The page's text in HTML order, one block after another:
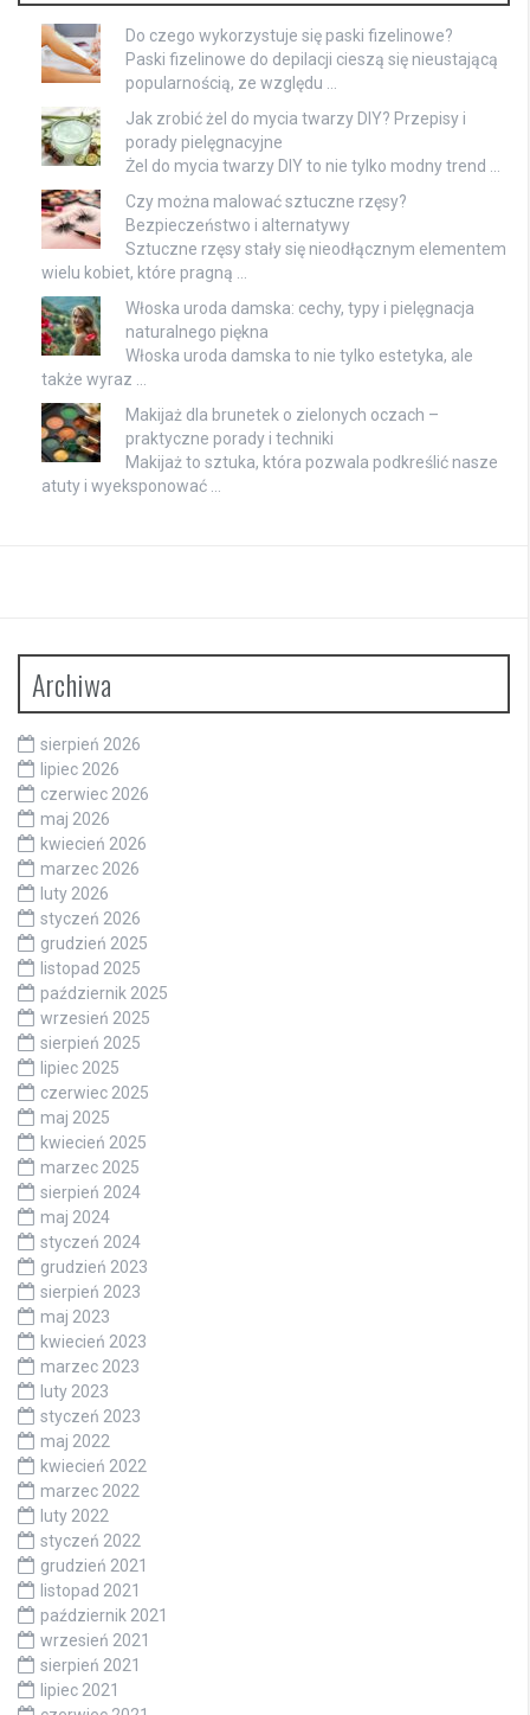
Do czego wykorzystuje się paski fizelinowe?
Paski fizelinowe do depilacji cieszą się nieustającą
popularnością, ze względu …
Jak zrobić żel do mycia twarzy DIY? Przepisy i
porady pielęgnacyjne
Żel do mycia twarzy DIY to nie tylko modny trend …
Czy można malować sztuczne rzęsy?
Bezpieczeństwo i alternatywy
Sztuczne rzęsy stały się nieodłącznym elementem
wielu kobiet, które pragną …
Włoska uroda damska: cechy, typy i pielęgnacja
naturalnego piękna
Włoska uroda damska to nie tylko estetyka, ale
także wyraz …
Makijaż dla brunetek o zielonych oczach –
praktyczne porady i techniki
Makijaż to sztuka, która pozwala podkreślić nasze
atuty i wyeksponować …
Archiwa
sierpień 2026
lipiec 2026
czerwiec 2026
maj 2026
kwiecień 2026
marzec 2026
luty 2026
styczeń 2026
grudzień 2025
listopad 2025
październik 2025
wrzesień 2025
sierpień 2025
lipiec 2025
czerwiec 2025
maj 2025
kwiecień 2025
marzec 2025
sierpień 2024
maj 2024
styczeń 2024
grudzień 2023
sierpień 2023
maj 2023
kwiecień 2023
marzec 2023
luty 2023
styczeń 2023
maj 2022
kwiecień 2022
marzec 2022
luty 2022
styczeń 2022
grudzień 2021
listopad 2021
październik 2021
wrzesień 2021
sierpień 2021
lipiec 2021